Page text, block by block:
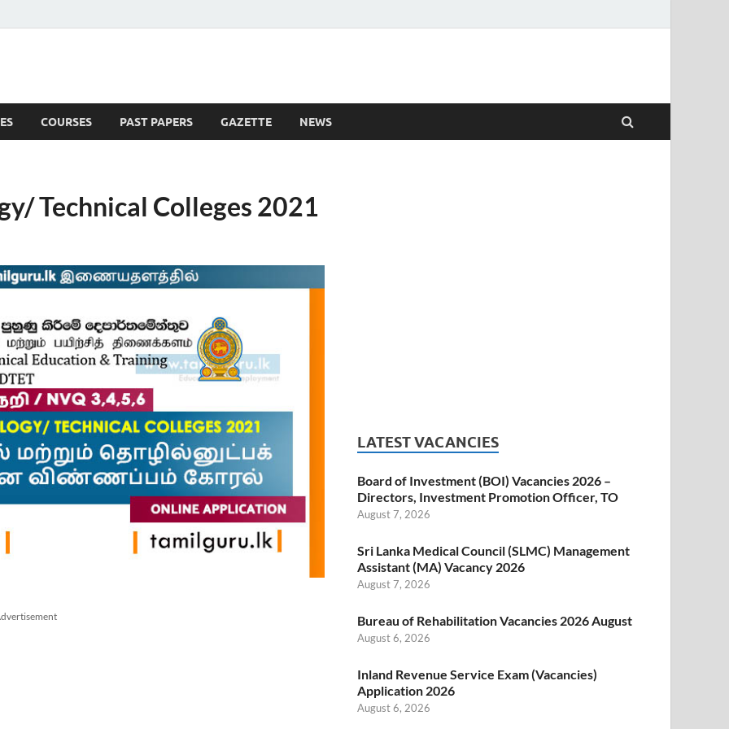
COURSES PAST PAPERS GAZETTE NEWS
Technical Colleges 2021
LATEST VACANCIES
Board of Investment (BOI) Vacancies 2026 –
Directors, Investment Promotion Officer, TO
August 7, 2026
Sri Lanka Medical Council (SLMC) Management
Assistant (MA) Vacancy 2026
August 7, 2026
Bureau of Rehabilitation Vacancies 2026 August
August 6, 2026
Inland Revenue Service Exam (Vacancies)
Application 2026
August 6, 2026